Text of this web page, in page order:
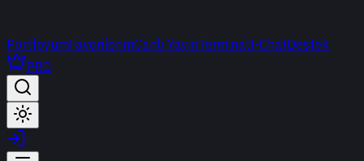
PortföyümFavorilerimCanlı YayınTerminalt-ChatDestek
PRO